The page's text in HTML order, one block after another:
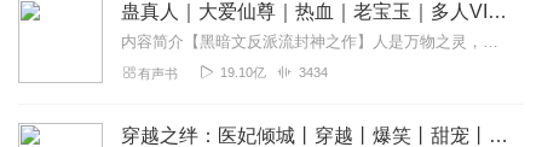
蛊真人｜大爱仙尊｜热血｜老宝玉｜多人VIP免费有声剧
内容简介【黑暗文反派流封神之作】人是万物之灵，蛊是天地真精。一个穿越者不断重生的故事。一个养蛊、炼蛊、用蛊的奇特世界。配音组（男角色）老宝玉旁白...
有声书 19.10亿 3434
穿越之绊：医妃倾城丨穿越丨爆笑丨甜宠丨全文免费